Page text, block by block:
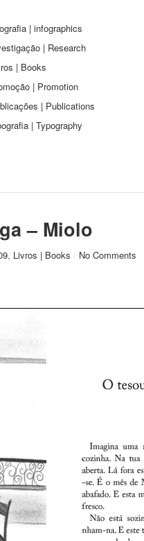
| infographics
| Research
| Books
| Promotion
| Publications
| Typography
– Miolo
, Livros | Books / No Comments